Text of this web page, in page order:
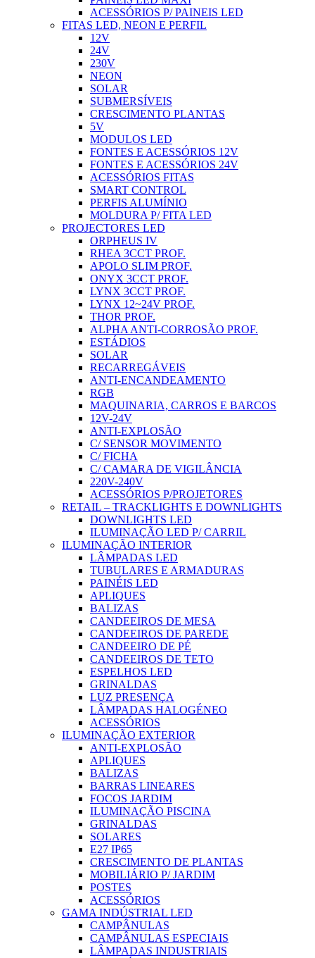
ACESSÓRIOS P/ PAINEIS LED
FITAS LED, NEON E PERFIL
12V
24V
230V
NEON
SOLAR
SUBMERSÍVEIS
CRESCIMENTO PLANTAS
5V
MODULOS LED
FONTES E ACESSÓRIOS 12V
FONTES E ACESSÓRIOS 24V
ACESSÓRIOS FITAS
SMART CONTROL
PERFIS ALUMÍNIO
MOLDURA P/ FITA LED
PROJECTORES LED
ORPHEUS IV
RHEA 3CCT PROF.
APOLO SLIM PROF.
ONYX 3CCT PROF.
LYNX 3CCT PROF.
LYNX 12~24V PROF.
THOR PROF.
ALPHA ANTI-CORROSÃO PROF.
ESTÁDIOS
SOLAR
RECARREGÁVEIS
ANTI-ENCANDEAMENTO
RGB
MAQUINARIA, CARROS E BARCOS
12V-24V
ANTI-EXPLOSÃO
C/ SENSOR MOVIMENTO
C/ FICHA
C/ CAMARA DE VIGILÂNCIA
220V-240V
ACESSÓRIOS P/PROJETORES
RETAIL – TRACKLIGHTS E DOWNLIGHTS
DOWNLIGHTS LED
ILUMINAÇÃO LED P/ CARRIL
ILUMINAÇÃO INTERIOR
LÂMPADAS LED
TUBULARES E ARMADURAS
PAINÉIS LED
APLIQUES
BALIZAS
CANDEEIROS DE MESA
CANDEEIROS DE PAREDE
CANDEEIRO DE PÉ
CANDEEIROS DE TETO
ESPELHOS LED
GRINALDAS
LUZ PRESENÇA
LÂMPADAS HALOGÉNEO
ACESSÓRIOS
ILUMINAÇÃO EXTERIOR
ANTI-EXPLOSÃO
APLIQUES
BALIZAS
BARRAS LINEARES
FOCOS JARDIM
ILUMINAÇÃO PISCINA
GRINALDAS
SOLARES
E27 IP65
CRESCIMENTO DE PLANTAS
MOBILIÁRIO P/ JARDIM
POSTES
ACESSÓRIOS
GAMA INDÚSTRIAL LED
CAMPÂNULAS
CAMPÂNULAS ESPECIAIS
LÂMPADAS INDUSTRIAIS